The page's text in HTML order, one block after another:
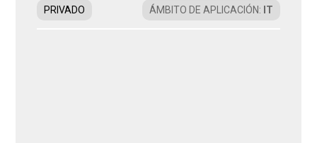
PRIVADO ÁMBITO DE APLICACIÓN: IT